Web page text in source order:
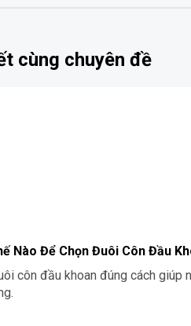
cùng chuyên đề
Nào Để Chọn Đuôi Côn Đầu
côn đầu khoan đúng cách giúp